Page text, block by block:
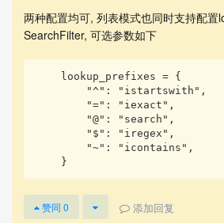
两种配置均可, 列表模式也同时支持配
SearchFilter, 可选参数如下
    }
赞同 0 添加回复